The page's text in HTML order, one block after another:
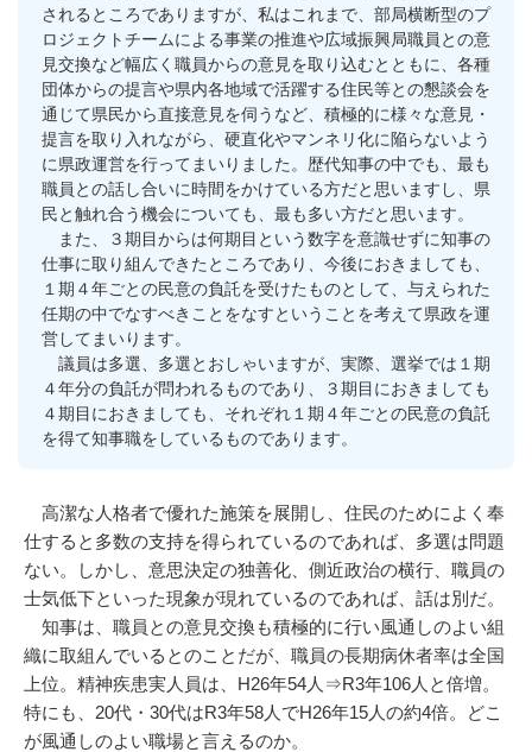
されるところでありますが、私はこれまで、部局横断型のプ
ロジェクトチームによる事業の推進や広域振興局職員との意
見交換など幅広く職員からの意見を取り込むとともに、各種
団体からの提言や県内各地域で活躍する住民等との懇談会を
通じて県民から直接意見を伺うなど、積極的に様々な意見・
提言を取り入れながら、硬直化やマンネリ化に陥らないよう
に県政運営を行ってまいりました。歴代知事の中でも、最も
職員との話し合いに時間をかけている方だと思いますし、県
民と触れ合う機会についても、最も多い方だと思います。
また、３期目からは何期目という数字を意識せずに知事の
仕事に取り組んできたところであり、今後におきましても、
１期４年ごとの民意の負託を受けたものとして、与えられた
任期の中でなすべきことをなすということを考えて県政を運
営してまいります。
議員は多選、多選とおしゃいますが、実際、選挙では１期
４年分の負託が問われるものであり、３期目におきましても
４期目におきましても、それぞれ１期４年ごとの民意の負託
を得て知事職をしているものであります。
高潔な人格者で優れた施策を展開し、住民のためによく奉
仕すると多数の支持を得られているのであれば、多選は問題
ない。しかし、意思決定の独善化、側近政治の横行、職員の
士気低下といった現象が現れているのであれば、話は別だ。
知事は、職員との意見交換も積極的に行い風通しのよい組
織に取組んでいるとのことだが、職員の長期病休者率は全国
上位。精神疾患実人員は、H26年54人⇒R3年106人と倍増。
特にも、20代・30代はR3年58人でH26年15人の約4倍。どこ
が風通しのよい職場と言えるのか。